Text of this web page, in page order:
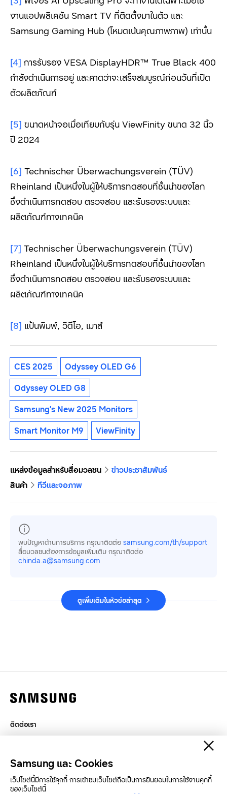
งานแอปพลิเคชัน Smart TV ที่ติดตั้งมาในตัว และ
Samsung Gaming Hub (โหมดเน้นคุณภาพภาพ) เท่านั้น
[4] การรับรอง VESA DisplayHDR™ True Black 400
กำลังดำเนินการอยู่ และคาดว่าจะเสร็จสมบูรณ์ก่อนวันที่เปิด
ตัวผลิตภัณฑ์
[5] ขนาดหน้าจอเมื่อเทียบกับรุ่น ViewFinity ขนาด 32 นิ้ว
ปี 2024
[6] Technischer Überwachungsverein (TÜV)
Rheinland เป็นหนึ่งในผู้ให้บริการทดสอบที่ชั้นนำของโลก
ซึ่งดำเนินการทดสอบ ตรวจสอบ และรับรองระบบและ
ผลิตภัณฑ์ทางเทคนิค
[7] Technischer Überwachungsverein (TÜV)
Rheinland เป็นหนึ่งในผู้ให้บริการทดสอบที่ชั้นนำของโลก
ซึ่งดำเนินการทดสอบ ตรวจสอบ และรับรองระบบและ
ผลิตภัณฑ์ทางเทคนิค
[8] แป้นพิมพ์, วิดีโอ, เมาส์
CES 2025
Odyssey OLED G6
Odyssey OLED G8
Samsung’s New 2025 Monitors
Smart Monitor M9
ViewFinity
แหล่งข้อมูลสำหรับสื่อมวลชน
ข่าวประชาสัมพันธ์
สินค้า
ทีวีและจอภาพ
พบปัญหาด้านการบริการ กรุณาติดต่อ samsung.com/th/support
สื่อมวลชนต้องการข้อมูลเพิ่มเติม กรุณาติดต่อ
chinda.a@samsung.com
ดูเพิ่มเติมในหัวข้อล่าสุด
ติดต่อเรา
SAMSUNG.COM
Samsung และ Cookies
เว็ปไซต์นี้มีการใช้คุกกี้ การเข้าชมเว็บไซต์ถือเป็นการยินยอมในการใช้งานคุกกี้
ของเว็บไซต์นี้